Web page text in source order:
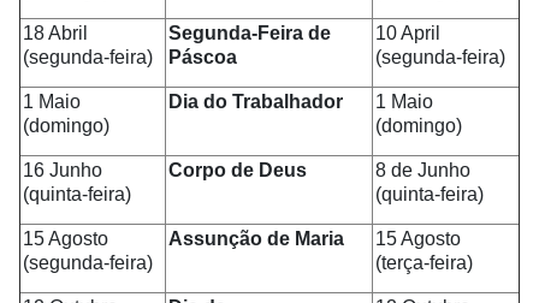
18 Abril
(segunda-feira)
Segunda-Feira de
Páscoa
10 April
(segunda-feira)
1 Maio
(domingo)
Dia do Trabalhador
1 Maio
(domingo)
16 Junho
(quinta-feira)
Corpo de Deus
8 de Junho
(quinta-feira)
15 Agosto
(segunda-feira)
Assunção de Maria
15 Agosto
(terça-feira)